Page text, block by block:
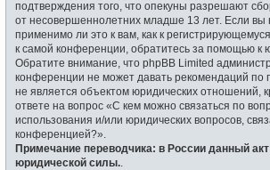
подтверждения того, что опекуны разрешают
от несовершеннолетних младше 13 лет. Если вы
применимо ли это к вам, как к
к самой конференции, обратитесь за помощью к
Обратите внимание, что phpBB Limited
конференции не может давать рекомендаций по
не является объектом юридических отношений,
ответе на вопрос «С кем можно связаться по
использования и/или юридических вопросов,
конференцией?».
Примечание переводчика: в России данный
юридической силы.